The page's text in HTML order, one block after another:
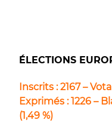
ÉLECTIONS
Inscrits : 2167 –
Exprimés : 1226 –
(1,49 %)